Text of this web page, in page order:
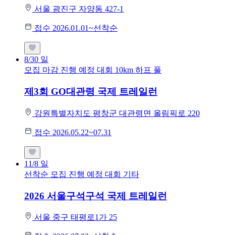
서울 광진구 자양동 427-1
접수 2026.01.01~선착순
8/30 일
모집 마감 진행 예정 대회 10km 하프 풀
제3회 GO대관령 국제 트레일런
강원특별자치도 평창군 대관령면 올림픽로 220
접수 2026.05.22~07.31
11/8 일
선착순 모집 진행 예정 대회 기타
2026 서울구석구석 국제 트레일런
서울 중구 태평로1가 25